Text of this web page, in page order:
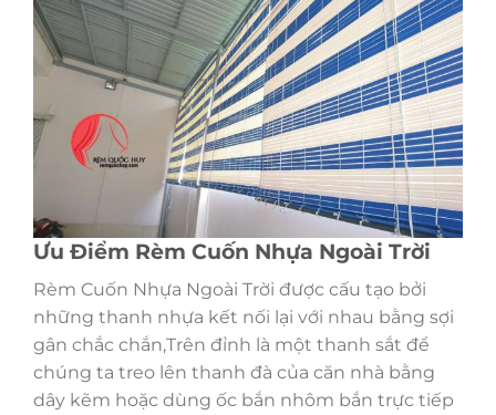
Ưu Điểm Rèm Cuốn Nhựa Ngoài Trời
Rèm Cuốn Nhựa Ngoài Trời được cấu tạo bởi
những thanh nhựa kết nối lại với nhau bằng sợi
gân chắc chắn,Trên đỉnh là một thanh sắt để
chúng ta treo lên thanh đà của căn nhà bằng
dây kẽm hoặc dùng ốc bắn nhôm bắn trực tiếp